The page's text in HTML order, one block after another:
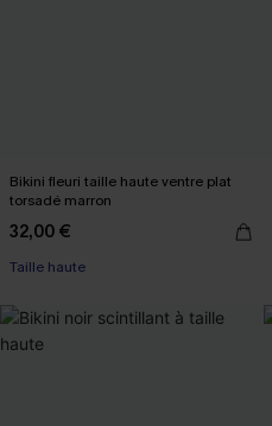
Bikini fleuri taille haute ventre plat
torsadé marron
32,00 €
Taille haute